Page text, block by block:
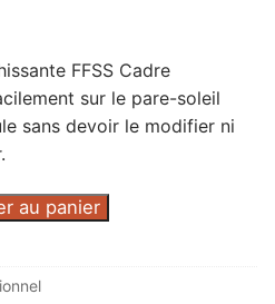
FFSS Cadre
sur le pare-soleil
sans devoir le modifier ni
au panier